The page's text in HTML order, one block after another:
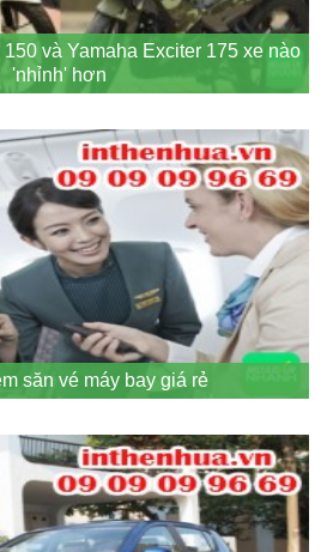
và Yamaha Exciter 175 xe nào
'nhỉnh' hơn
săn vé máy bay giá rẻ